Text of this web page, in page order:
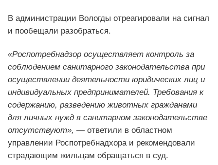
В администрации Вологды отреагировали на сигнал
и пообещали разобраться.
«Роспотребнадзор осуществляет контроль за
соблюдением санитарного законодательства при
осуществлении деятельности юридических лиц и
индивидуальных предпринимателей. Требования к
содержанию, разведению животных гражданами
для личных нужд в санитарном законодательстве
отсутствуют», — ответили в областном
управлении Роспотребнадхора и рекомендовали
страдающим жильцам обращаться в суд.